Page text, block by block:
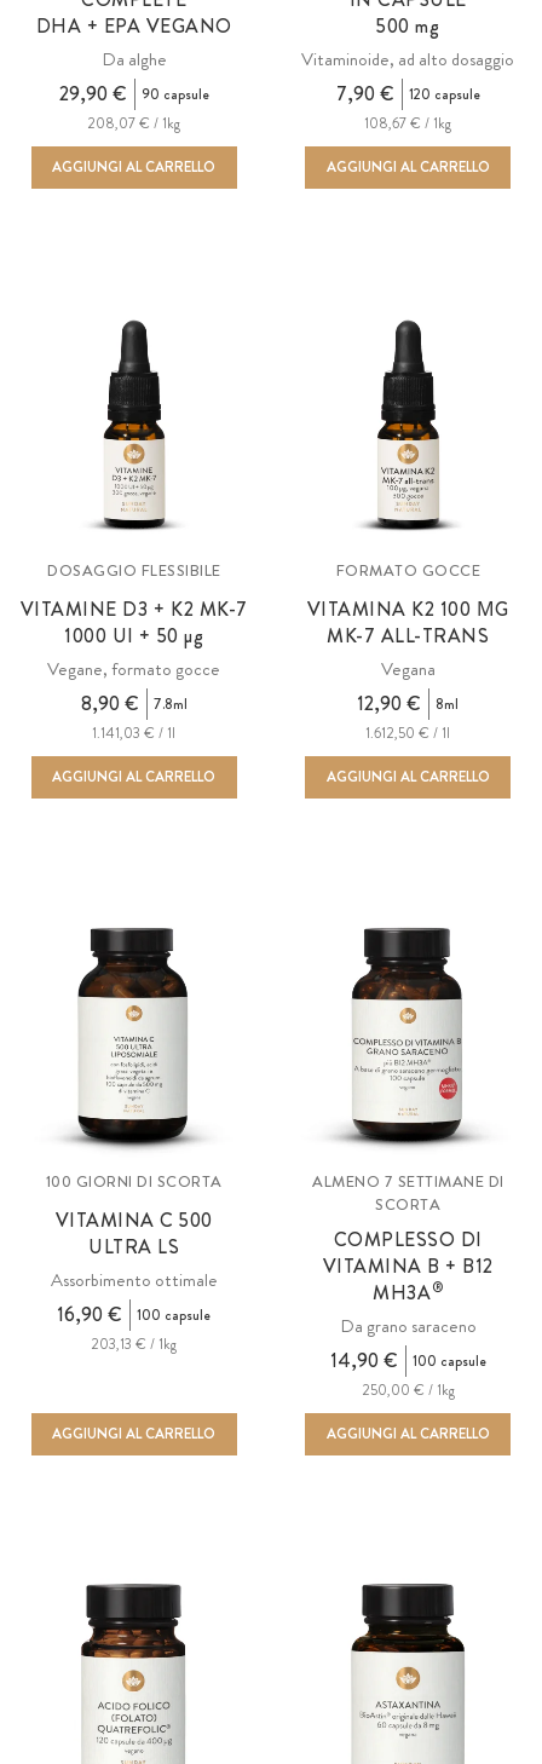
FRANÇAIS
NEDERLAND
NEDERLANDS
POLSKA
GREAT
ENGLISH
ESPAÑA
ESPAÑOL
SVERIGE
DANMARK
DANSK
ČESKO
ČEŠTINA
Preferenze per
LONGEVITY
METABOLISMO E PESO
SALUTE DELL'UOMO
SALUTE DELLA DONNA
STRESS SONNO PSICHE
TIROIDE & AUTOIMMUNITÀ
VEGANLIFE
VISTA E UDITO
VESCICA & URO
PILL BOX
SVERIGE
DHA + EPA VEGANO
Da alghe
29,90 €
90 capsule
208,07 € / 1kg
AGGIUNGI AL CARRELLO
500 mg
Vitaminoide, ad alto dosaggio
7,90 €
120 capsule
108,67 € / 1kg
AGGIUNGI AL CARRELLO
DOSAGGIO FLESSIBILE
VITAMINE D3 + K2 MK-7
1000 UI + 50µg
Vegane, formato gocce
8,90 €
7.8ml
1.141,03 € / 1l
AGGIUNGI AL CARRELLO
FORMATO GOCCE
VITAMINA K2 100 ΜG
MK-7 ALL-TRANS
Vegana
12,90 €
8ml
1.612,50 € / 1l
AGGIUNGI AL CARRELLO
100 GIORNI DI SCORTA
VITAMINA C 500
ULTRA LS
Assorbimento ottimale
16,90 €
100 capsule
203,13 € / 1kg
AGGIUNGI AL CARRELLO
ALMENO 7 SETTIMANE DI
SCORTA
COMPLESSO DI
VITAMINA B + B12
MH3A®
Da grano saraceno
14,90 €
100 capsule
250,00 € / 1kg
AGGIUNGI AL CARRELLO